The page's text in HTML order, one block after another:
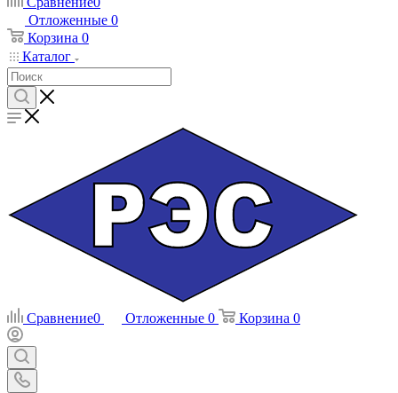
Отложенные 0
Корзина 0
Каталог
Сравнение0 Отложенные 0 Корзина 0